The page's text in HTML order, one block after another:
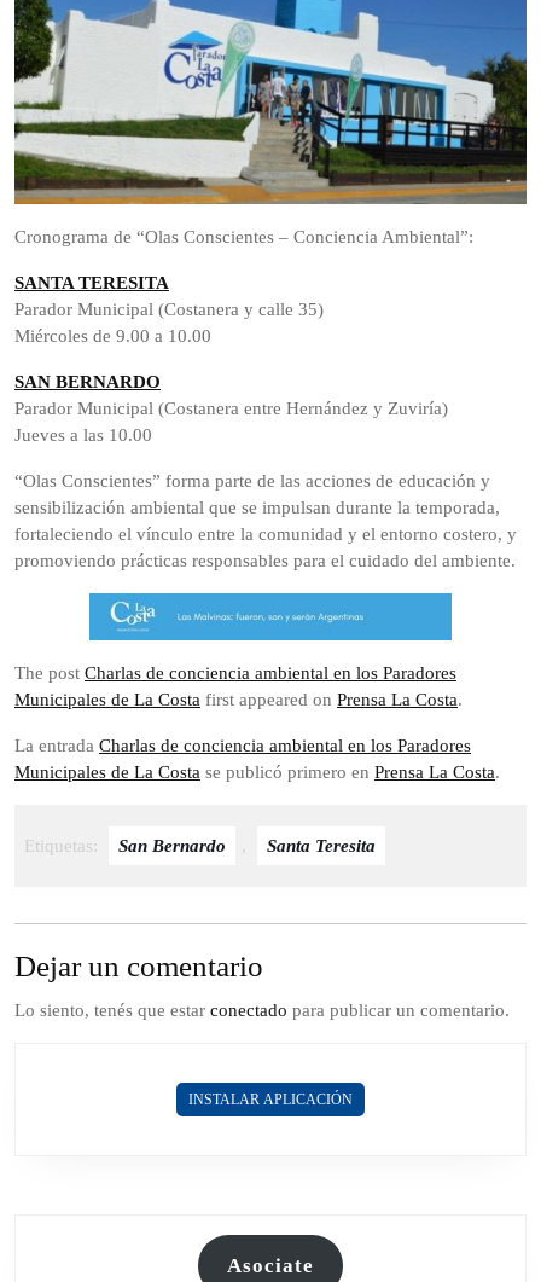
Cronograma de “Olas Conscientes – Conciencia Ambiental”:
SANTA TERESITA
Parador Municipal (Costanera y calle 35)
Miércoles de 9.00 a 10.00
SAN BERNARDO
Parador Municipal (Costanera entre Hernández y Zuviría)
Jueves a las 10.00
“Olas Conscientes” forma parte de las acciones de educación y
sensibilización ambiental que se impulsan durante la temporada,
fortaleciendo el vínculo entre la comunidad y el entorno costero, y
promoviendo prácticas responsables para el cuidado del ambiente.
The post Charlas de conciencia ambiental en los Paradores
Municipales de La Costa first appeared on Prensa La Costa.
La entrada Charlas de conciencia ambiental en los Paradores
Municipales de La Costa se publicó primero en Prensa La Costa.
Etiquetas: San Bernardo , Santa Teresita
Dejar un comentario
Lo siento, tenés que estar conectado para publicar un comentario.
INSTALAR APLICACIÓN
Asociate